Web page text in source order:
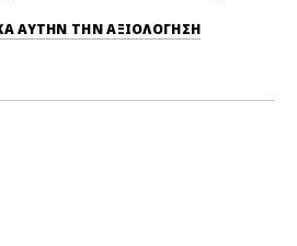
ΕΠΙΣΗΜΆΝΕΤΕ ΑΡΝΗΤΙΚΆ ΑΥΤΉΝ ΤΗΝ ΑΞΙΟΛΟΓΗΣΗ